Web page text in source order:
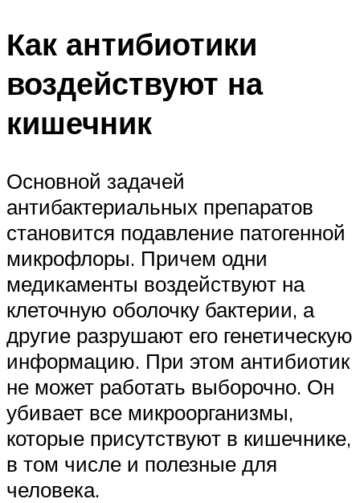
Как антибиотики
воздействуют на
кишечник
Основной задачей
антибактериальных препаратов
становится подавление патогенной
микрофлоры. Причем одни
медикаменты воздействуют на
клеточную оболочку бактерии, а
другие разрушают его генетическую
информацию. При этом антибиотик
не может работать выборочно. Он
убивает все микроорганизмы,
которые присутствуют в кишечнике,
в том числе и полезные для
человека.